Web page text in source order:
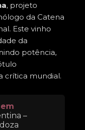
, projeto
da Catena
Este vinho
da
potência,
crítica mundial.
–